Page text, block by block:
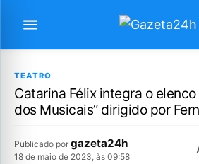
TEATRO
Catarina Félix integra o elenco
dos Musicais” dirigido por
Publicado por gazeta24h
18 de maio de 2023, às 09:58